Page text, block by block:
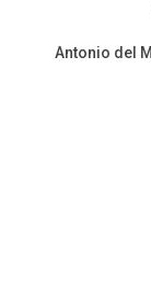
Antonio del